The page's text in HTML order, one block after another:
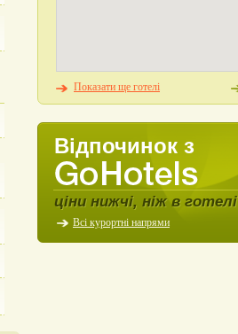
Показати ще готелі
Відпочинок з
ціни нижчі, ніж в готелі
Всі курортні напрями